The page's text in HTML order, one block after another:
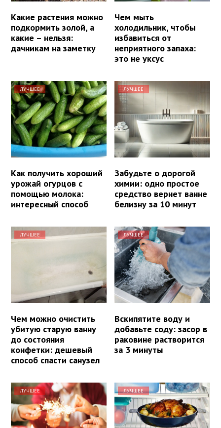
Какие растения можно
подкормить золой, а
какие – нельзя:
дачникам на заметку
Чем мыть
холодильник, чтобы
избавиться от
неприятного запаха:
это не уксус
ЛУЧШЕЕ
Как получить хороший
урожай огурцов с
помощью молока:
интересный способ
ЛУЧШЕЕ
Забудьте о дорогой
химии: одно простое
средство вернет ванне
белизну за 10 минут
ЛУЧШЕЕ
Чем можно очистить
убитую старую ванну
до состояния
конфетки: дешевый
способ спасти санузел
ЛУЧШЕЕ
Вскипятите воду и
добавьте соду: засор в
раковине растворится
за 3 минуты
ЛУЧШЕЕ ЛУЧШЕЕ